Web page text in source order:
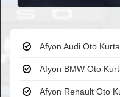
Afyon Audi Oto
Afyon BMW Oto
Afyon Renault Oto